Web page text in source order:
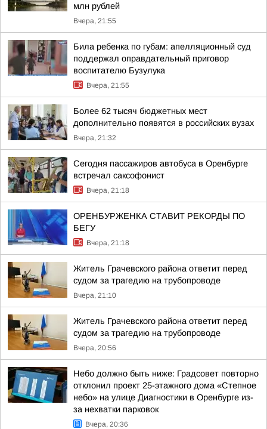
млн рублей
Вчера, 21:55
Била ребенка по губам: апелляционный суд
поддержал оправдательный приговор
воспитателю Бузулука
Вчера, 21:55
Более 62 тысяч бюджетных мест
дополнительно появятся в российских вузах
Вчера, 21:32
Сегодня пассажиров автобуса в Оренбурге
встречал саксофонист
Вчера, 21:18
ОРЕНБУРЖЕНКА СТАВИТ РЕКОРДЫ ПО
БЕГУ
Вчера, 21:18
Житель Грачевского района ответит перед
судом за трагедию на трубопроводе
Вчера, 21:10
Житель Грачевского района ответит перед
судом за трагедию на трубопроводе
Вчера, 20:56
Небо должно быть ниже: Градсовет повторно
отклонил проект 25-этажного дома «Степное
небо» на улице Диагностики в Оренбурге из-
за нехватки парковок
Вчера, 20:36